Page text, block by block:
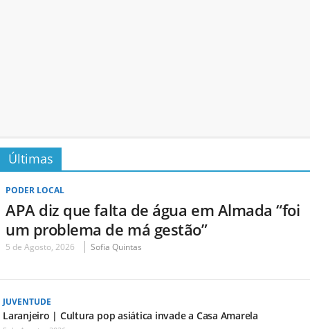
Últimas
PODER LOCAL
APA diz que falta de água em Almada “foi
um problema de má gestão”
5 de Agosto, 2026 Sofia Quintas
JUVENTUDE
Laranjeiro | Cultura pop asiática invade a Casa Amarela